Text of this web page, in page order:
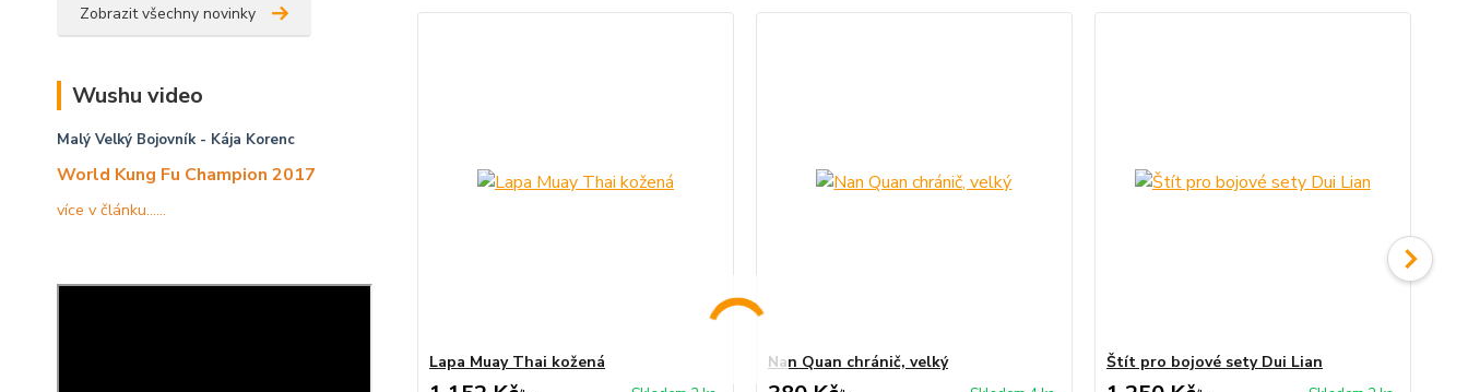
Zobrazit všechny novinky
Wushu video
Malý Velký Bojovník- Kája Korenc
World Kung Fu Champion 2017
více v článku......
Lapa Muay Thai kožená Nan Quan chránič, velký Štít pro bojové sety Dui Lian